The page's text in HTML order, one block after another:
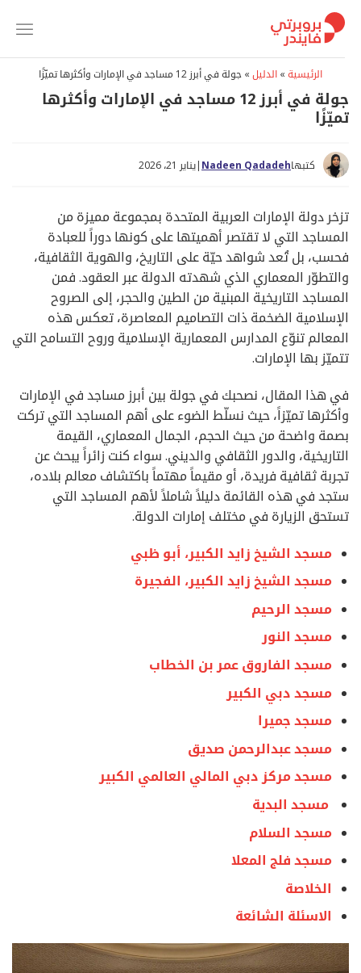
الرئيسية»الدليل»جولة في أبرز 12 مساجد في الإمارات وأكثرها تميّزًا
جولة في أبرز 12 مساجد في الإمارات وأكثرها
تميّزًا
كتبهاNadeen Qadadeh
| يناير 21، 2026
تزخر دولة الإمارات العربية المتحدة بمجموعة مميزة من
المساجد التي لا تقتصر أهميتها على كونها دوراً للعبادة
فحسب، بل تُعد شواهد حيّة على التاريخ، والهوية الثقافية،
والتطوّر المعماري الذي شهدته الدولة عبر العقود. فمن
المساجد التاريخية المبنية من الطين والحجر، إلى الصروح
الإسلامية الضخمة ذات التصاميم المعاصرة، تعكس هذه
المعالم تنوّع المدارس المعمارية الإسلامية وروح التسامح التي
تتميّز بها الإمارات.
في هذا المقال، نصحبك في جولة بين أبرز مساجد في الإمارات
وأكثرها تميّزاً، حيث نسلّط الضوء على أهم المساجد التي تركت
بصمة واضحة من حيث الحجم، الجمال المعماري، القيمة
التاريخية، والدور الثقافي والديني. سواء كنت زائراً يبحث عن
تجربة ثقافية فريدة، أو مقيماً مهتماً باكتشاف معالم بلاده،
ستجد في هذه القائمة دليلاً شاملاً لأهم المساجد التي
تستحق الزيارة في مختلف إمارات الدولة.
مسجد الشيخ زايد الكبير، أبو ظبي
مسجد الشيخ زايد الكبير، الفجيرة
مسجد الرحيم
مسجد النور
مسجد الفاروق عمر بن الخطاب
مسجد دبي الكبير
مسجد جميرا
مسجد عبدالرحمن صديق
مسجد مركز دبي المالي العالمي الكبير
مسجد البدية
مسجد السلام
مسجد فلج المعلا
الخلاصة
الاسئلة الشائعة